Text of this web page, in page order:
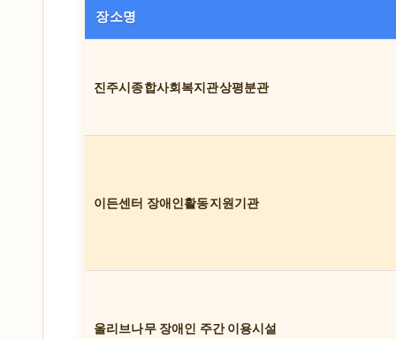
장소명
진주시종합사회복지관상평분관
이든센터 장애인활동지원기관
올리브나무 장애인 주간 이용시설